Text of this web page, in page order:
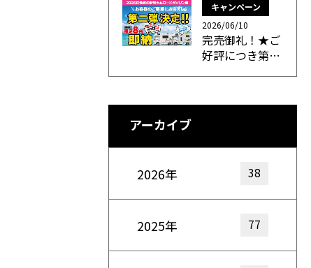
キャンペーン
2026/06/10
完売御礼！★ご
好評につき第…
アーカイブ
2026年 38
2025年 77